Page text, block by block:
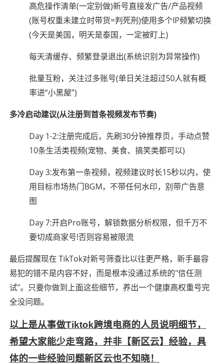
高危操作清单(一定别做)新号直接发广告/产品视频
(账号权重未建立时带货=判死刑)使用多个IP频繁切换
(今天是美国，明天是泰国，一定被盯上)
每天清缓存、频繁登录退出(系统识别为异常操作)
批量互粉，关注过多账号(单日关注超过50人就有概
率进“小黑屋”)
多冷启动建议(从注册到首条视频发布节奏)
Day 1-2:注册完成后，先刷30分钟推荐页，手动点赞
10条生活类视频(宠物、美食、搞笑类都可以)
Day 3:发布第一条视频，视频建议时长15秒以内，使
用目标市场热门BGM，不带任何水印，别带广告意
图
Day 7:开启Pro账号，解锁数据分析权限，但千万不
要切成商家号!否则容易被限流
最后提醒现在 TikTok对新号筛查比以往更严格，新手最容
易犯的错不是内容不好，而是根本没通过系统的"信任测
试"。只要你做到上面这些细节，养出一个健康高权重号完
全没问题。
以上是从事做Tiktok跨境电商的人员说明细节，
希望大家能少走弯路，并非【新区云】经验，具
体的一些经验问题新区云也不知晓！